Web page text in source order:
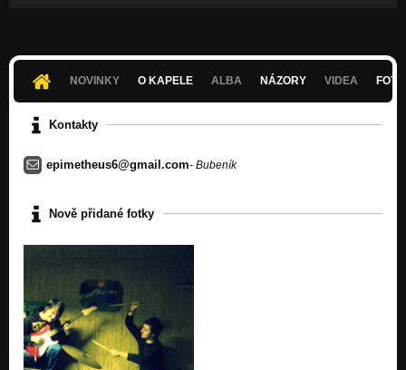
NOVINKY O KAPELE ALBA NÁZORY VIDEA
Kontakty
epimetheus6@gmail.com- Bubeník
Nově přidané fotky